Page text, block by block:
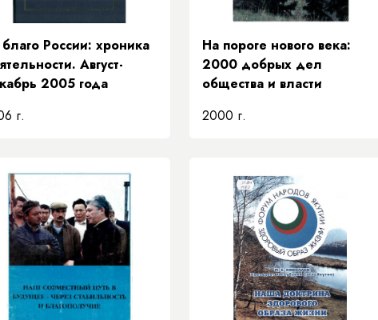
России: хроника
Август-
2005 года
г.
На пороге нового века:
2000 добрых дел
общества и власти
2000 г.